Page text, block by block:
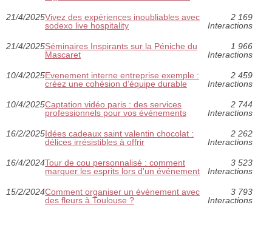
21/4/2025Vivez des expériences inoubliables avec
sodexo live hospitality
2 169
Interactions
21/4/2025Séminaires Inspirants sur la Péniche du
Mascaret
1 966
Interactions
10/4/2025Evenement interne entreprise exemple :
créez une cohésion d’équipe durable
2 459
Interactions
10/4/2025Captation vidéo paris : des services
professionnels pour vos événements
2 744
Interactions
16/2/2025Idées cadeaux saint valentin chocolat :
délices irrésistibles à offrir
2 262
Interactions
16/4/2024Tour de cou personnalisé : comment
marquer les esprits lors d'un événement
3 523
Interactions
15/2/2024Comment organiser un évènement avec
des fleurs à Toulouse ?
3 793
Interactions